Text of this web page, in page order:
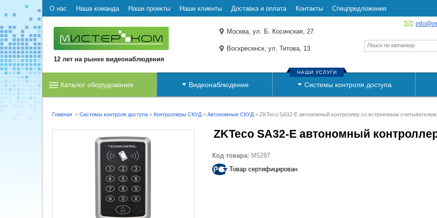
О нас Наша команда Наши проекты Наши клиенты Доставка и оплата Контакты Спецпредложения
12 лет на рынке видеонаблюдения
Москва, ул. Б. Косинская, 27
Воскресенск, ул. Титова, 13
Каталог оборудования Видеонаблюдение Системы контроля доступа
НАШИ УСЛУГИ
Главная > Системы контроля доступа > Контроллеры СКУД > Автономные СКУД > ZKTeco SA32-E автономный контроллер со встроенным считывателем
ZKTeco SA32-E автономный
Код товара: M5287
Товар сертифицирован